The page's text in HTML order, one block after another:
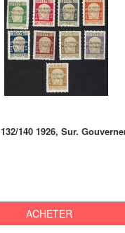
140 1926, Sur.
ACHETER